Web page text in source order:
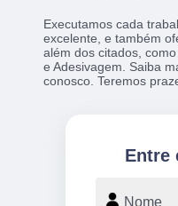
Executamos cada
excelente, e também
além dos citados,
e Adesivagem. Saiba
conosco. Teremos
Entre